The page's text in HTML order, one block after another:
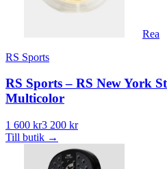
Rea
RS Sports
RS Sports – RS New York
Multicolor
1 600 kr3 200 kr
Till butik →